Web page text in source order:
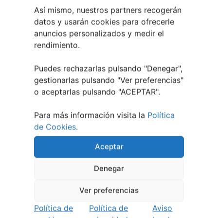
Así mismo, nuestros partners recogerán
datos y usarán cookies para ofrecerle
anuncios personalizados y medir el
rendimiento.
Puedes rechazarlas pulsando "Denegar",
gestionarlas pulsando "Ver preferencias"
o aceptarlas pulsando "ACEPTAR".
Para más información visita la Política
de Cookies.
Aceptar
Denegar
Ver preferencias
Política de
Política de
Aviso
Así serán las Fiestas de la Peregrina 2026
agosto, 2026
El XXXII Festival Internacional de Jazz e Blues
al 7 de agosto 27 julio, 2026
Vilaboa | Verano Cultural 2026 2 julio, 2026